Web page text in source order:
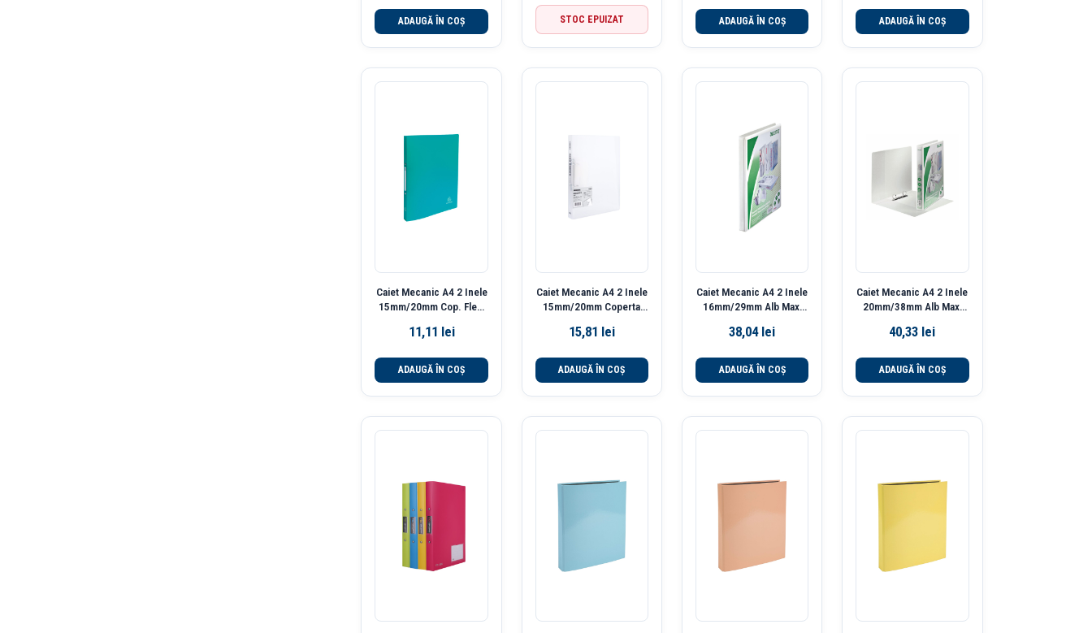
ADAUGĂ ÎN COȘ STOC EPUIZAT ADAUGĂ ÎN COȘ ADAUGĂ ÎN COȘ
Caiet Mecanic A4 2 Inele
15mm/20mm Cop. Flex.
11,11 lei
ADAUGĂ ÎN COȘ
Caiet Mecanic A4 2 Inele
15mm/20mm Coperta
Deli
15,81 lei
ADAUGĂ ÎN COȘ
Caiet Mecanic A4 2 Inele
16mm/29mm Alb Maxi
38,04 lei
ADAUGĂ ÎN COȘ
Caiet Mecanic A4 2 Inele
20mm/38mm Alb Maxi
40,33 lei
ADAUGĂ ÎN COȘ